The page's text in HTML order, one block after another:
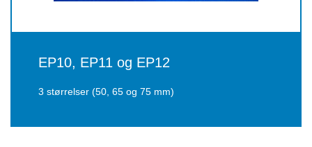
EP10, EP11 og EP12
3 størrelser (50, 65 og 75 mm)